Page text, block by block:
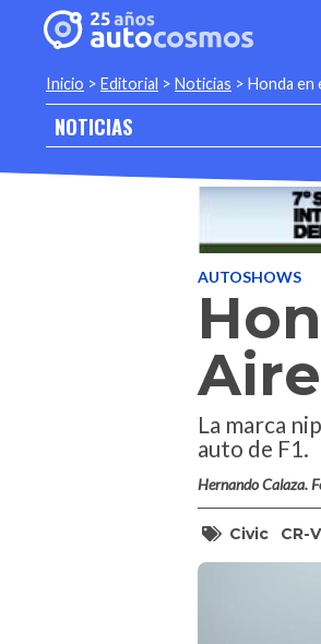
Inicio > Editorial > Noticias > Honda en
NOTICIAS
AUTOSHOWS
La marca
auto de F1.
Hernando Calaza.
Civic CR-V